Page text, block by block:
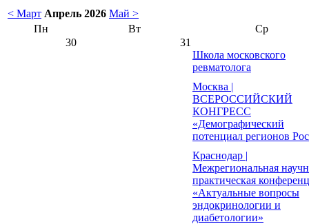
< Март Апрель 2026 Май >
Пн
Вт
Ср
30
31
Школа московского
ревматолога
Москва |
ВСЕРОССИЙСКИЙ
КОНГРЕСС
«Демографический
потенциал регионов
Краснодар |
Межрегиональная
практическая
«Актуальные вопросы
эндокринологии и
диабетологии»